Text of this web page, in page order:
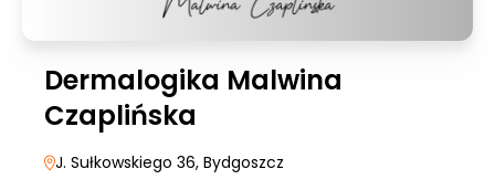
Dermalogika Malwina
Czaplińska
J. Sułkowskiego 36, Bydgoszcz